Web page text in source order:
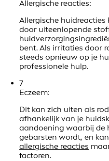
Allergische reacties:
Allergische
door uiteenlopende
bent. Als irritaties door
steeds opnieuw op je
professionele hulp.
7
Eczeem:
Dit kan zich uiten als
afhankelijk van je
aandoening waarbij de
gebarsten wordt, en
allergische reacties
factoren.